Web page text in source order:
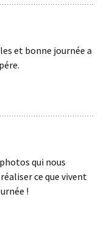
et bonne journée a
qui nous
ce que vivent
!